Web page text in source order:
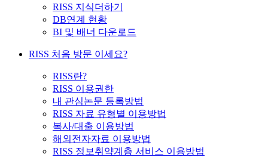
RISS 지식더하기
DB연계 현황
BI 및 배너 다운로드
RISS 처음 방문 이세요?
RISS란?
RISS 이용권한
내 관심논문 등록방법
RISS 자료 유형별 이용방법
복사/대출 이용방법
해외전자자료 이용방법
RISS 정보취약계층 서비스 이용방법